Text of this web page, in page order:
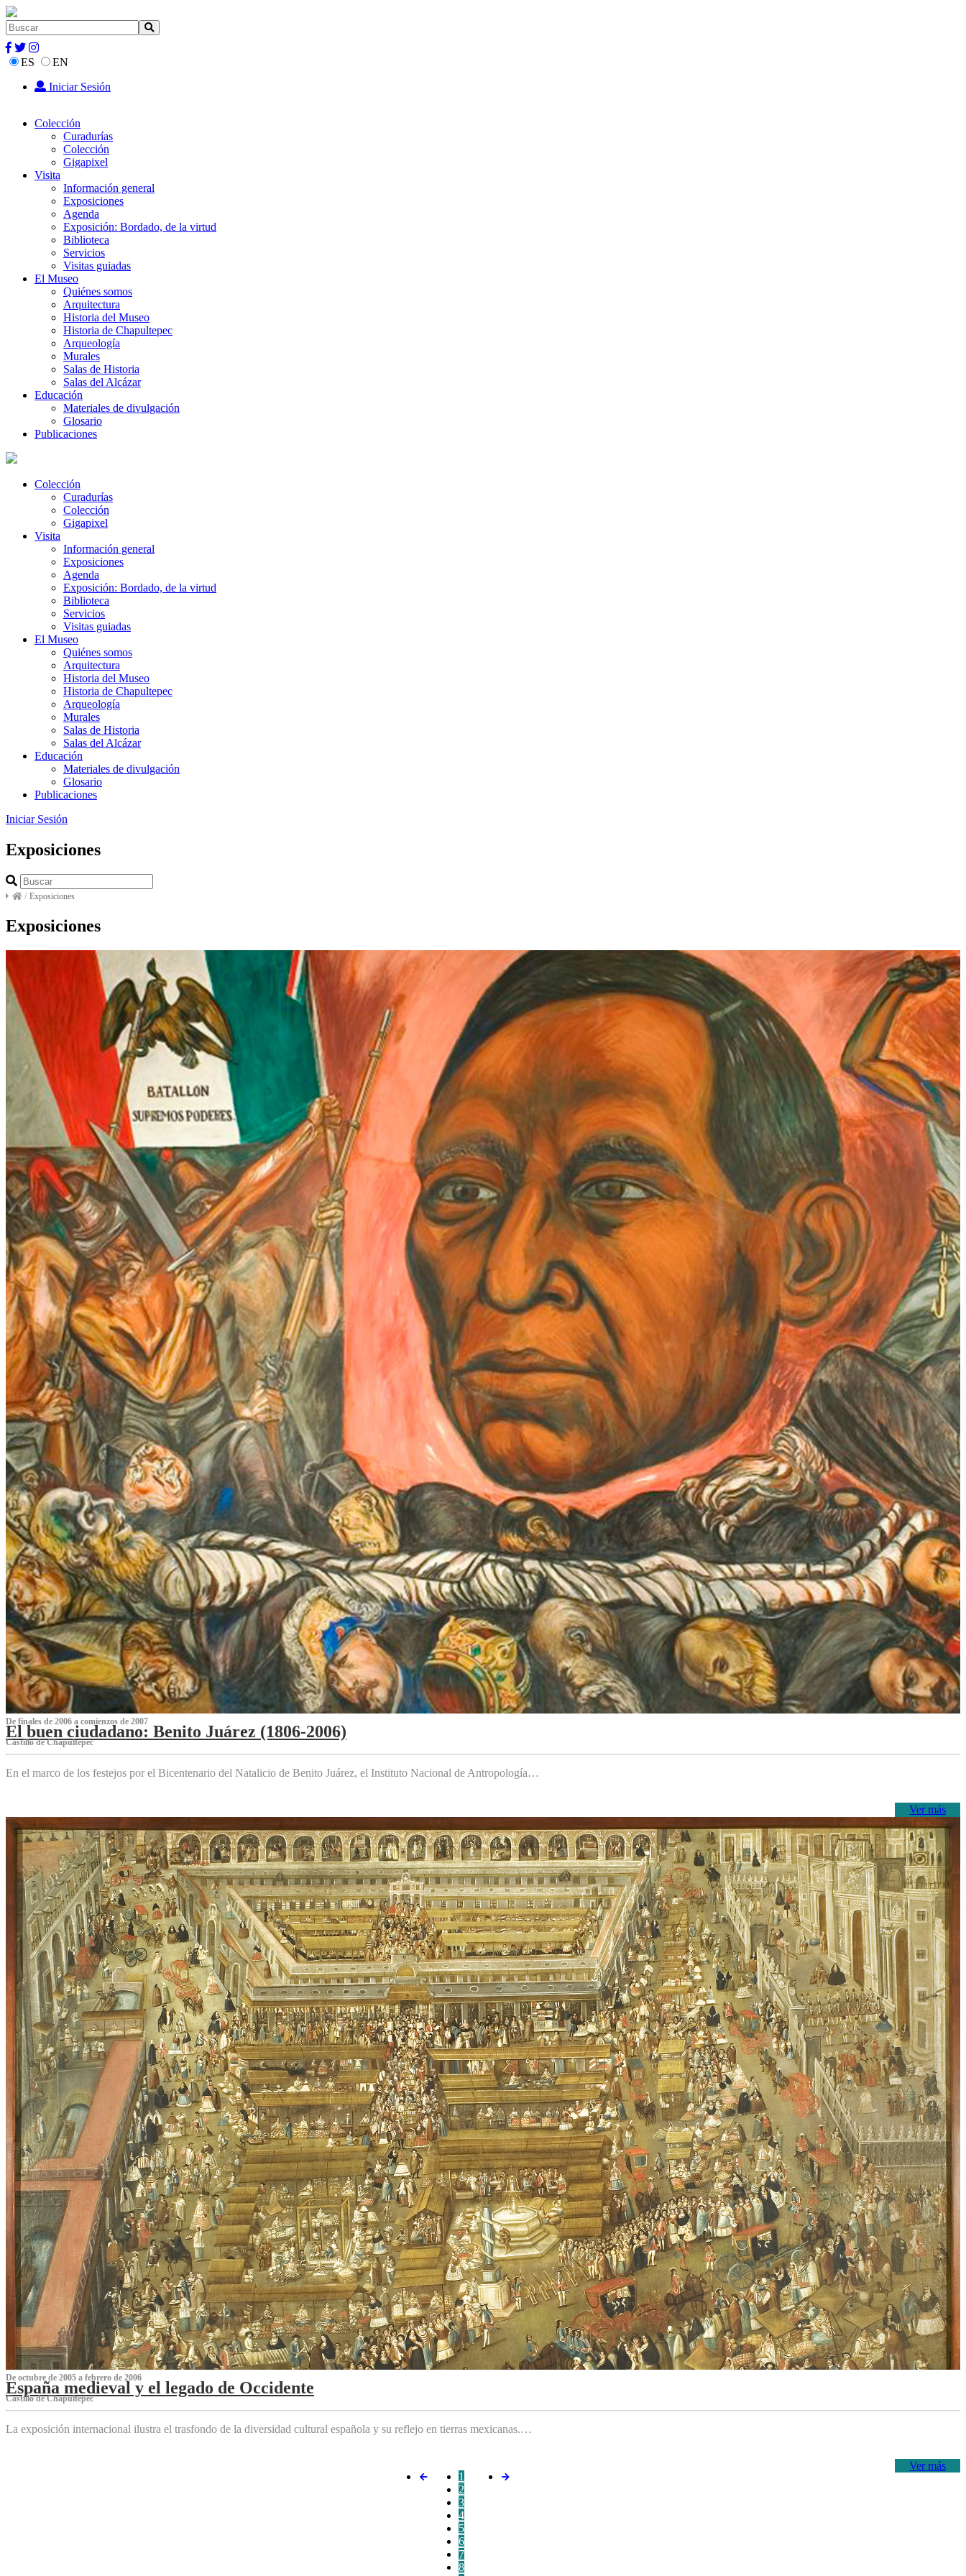
ES
EN
Iniciar Sesión
Colección
Curadurías
Colección
Gigapixel
Visita
Información general
Exposiciones
Agenda
Exposición: Bordado, de la virtud
Biblioteca
Servicios
Visitas guiadas
El Museo
Quiénes somos
Arquitectura
Historia del Museo
Historia de Chapultepec
Arqueología
Murales
Salas de Historia
Salas del Alcázar
Educación
Materiales de divulgación
Glosario
Publicaciones
Colección
Curadurías
Colección
Gigapixel
Visita
Información general
Exposiciones
Agenda
Exposición: Bordado, de la virtud
Biblioteca
Servicios
Visitas guiadas
El Museo
Quiénes somos
Arquitectura
Historia del Museo
Historia de Chapultepec
Arqueología
Murales
Salas de Historia
Salas del Alcázar
Educación
Materiales de divulgación
Glosario
Publicaciones
Iniciar Sesión
Exposiciones
/ Exposiciones
Exposiciones
De finales de 2006 a comienzos de 2007
El buen ciudadano: Benito Juárez (1806-2006)
Castillo de Chapultepec
En el marco de los festejos por el Bicentenario del Natalicio de Benito Juárez, el Instituto Nacional de Antropología…
Ver más
De octubre de 2005 a febrero de 2006
España medieval y el legado de Occidente
Castillo de Chapultepec
La exposición internacional ilustra el trasfondo de la diversidad cultural española y su reflejo en tierras mexicanas.…
Ver más
1
2
3
4
5
6
7
8